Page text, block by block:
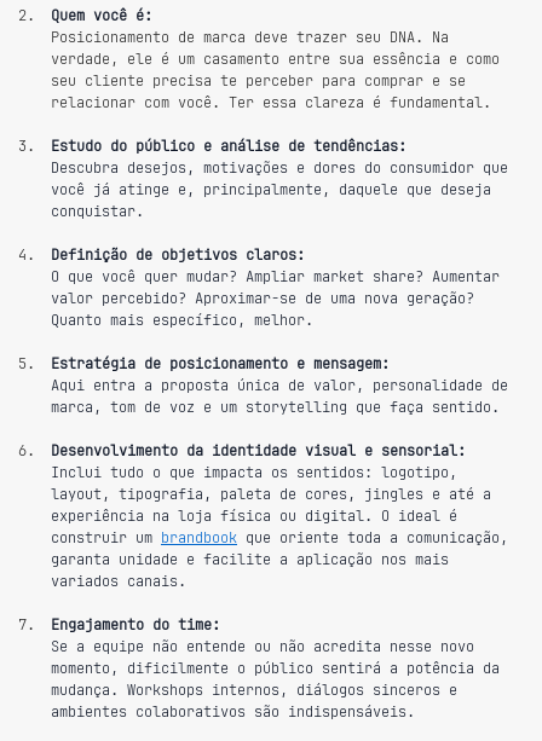
Quem você é:
Posicionamento de marca deve trazer seu DNA. Na
verdade, ele é um casamento entre sua essência e como
seu cliente precisa te perceber para comprar e se
relacionar com você. Ter essa clareza é fundamental.
Estudo do público e análise de tendências:
Descubra desejos, motivações e dores do consumidor que
você já atinge e, principalmente, daquele que deseja
conquistar.
Definição de objetivos claros:
O que você quer mudar? Ampliar market share? Aumentar
valor percebido? Aproximar-se de uma nova geração?
Quanto mais específico, melhor.
Estratégia de posicionamento e mensagem:
Aqui entra a proposta única de valor, personalidade de
marca, tom de voz e um storytelling que faça sentido.
Desenvolvimento da identidade visual e sensorial:
Inclui tudo o que impacta os sentidos: logotipo,
layout, tipografia, paleta de cores, jingles e até a
experiência na loja física ou digital. O ideal é
construir um brandbook que oriente toda a comunicação,
garanta unidade e facilite a aplicação nos mais
variados canais.
Engajamento do time:
Se a equipe não entende ou não acredita nesse novo
momento, dificilmente o público sentirá a potência da
mudança. Workshops internos, diálogos sinceros e
ambientes colaborativos são indispensáveis.